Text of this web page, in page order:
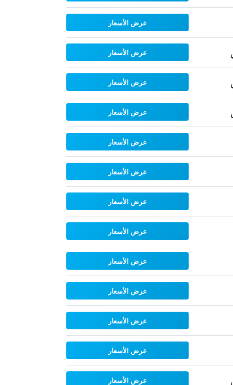
عرض الأسعار
عرض الأسعار
عرض الأسعار
عرض الأسعار
عرض الأسعار
عرض الأسعار
عرض الأسعار
عرض الأسعار
عرض الأسعار
عرض الأسعار
عرض الأسعار
عرض الأسعار
عرض الأسعار